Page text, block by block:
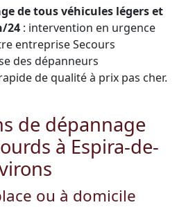
de tous véhicules légers et
24 : intervention en urgence
entreprise Secours
des dépanneurs
de qualité à prix pas cher.
de dépannage
à Espira-de-
ou à domicile